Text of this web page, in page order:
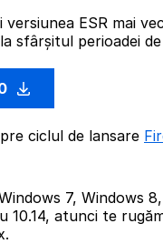
versiunea ESR mai
sfârșitul perioadei
ciclul de lansare
7, Windows
10.14, atunci te